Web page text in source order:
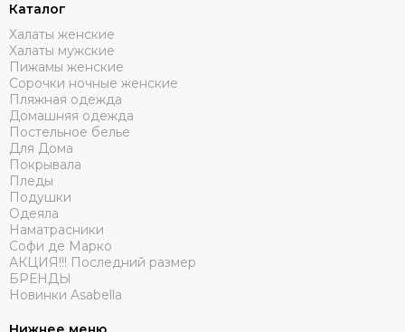
Каталог
Халаты женские
Халаты мужские
Пижамы женские
Сорочки ночные женские
Пляжная одежда
Домашняя одежда
Постельное белье
Для Дома
Покрывала
Пледы
Подушки
Одеяла
Наматрасники
Софи де Марко
АКЦИЯ!!! Последний размер
БРЕНДЫ
Новинки Asabella